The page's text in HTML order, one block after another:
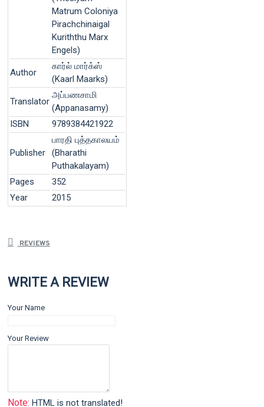
Matrum Coloniya
Pirachchinaigal
Kuriththu Marx
Engels)
Author
கார்ல் மார்க்ஸ்
(Kaarl Maarks)
Translator
அப்பணசாமி
(Appanasamy)
ISBN
9789384421922
Publisher
பாரதி புத்தகாலயம்
(Bharathi
Puthakalayam)
Pages
352
Year
2015
REVIEWS
WRITE A REVIEW
Your Name
Your Review
Note: HTML is not translated!